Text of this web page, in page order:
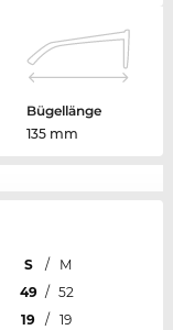
Bügellänge
135 mm
S /
M
49 / 52
19 /
19